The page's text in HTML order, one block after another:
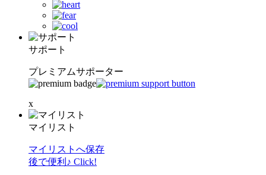
サポート
プレミアムサポーター
x
マイリスト
マイリストへ保存
後で便利♪ Click!